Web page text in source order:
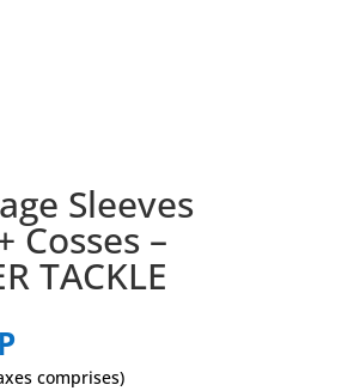
Sleeves
Cosses –
TACKLE
comprises)